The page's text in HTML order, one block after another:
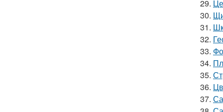
29.
30.
31.
32.
33.
34.
35.
36.
37.